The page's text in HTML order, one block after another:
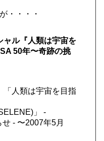
・・・・
ャル『人類は宇宙を
50年〜奇跡の挑
人類は宇宙を目指
」 -
- 〜2007年5月